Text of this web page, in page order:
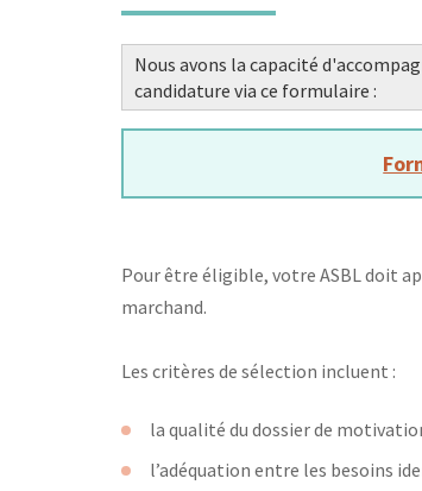
Nous avons la capacité
candidature via ce formulaire :
Pour être éligible, votre ASBL doit
marchand.
Les critères de sélection incluent :
la qualité du dossier de
l’adéquation entre les besoins